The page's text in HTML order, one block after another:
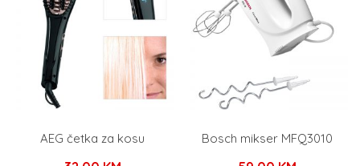
AEG četka za kosu Bosch mikser MFQ3010